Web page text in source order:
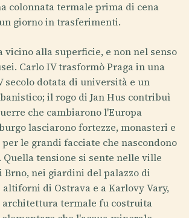
colonnata termale prima di cena
giorno in trasferimenti.
vicino alla superficie, e non nel senso
Carlo IV trasformò Praga in una
secolo dotata di università e un
il rogo di Jan Hus contribuì
che cambiarono l'Europa
lasciarono fortezze, monasteri e
le grandi facciate che nascondono
tensione si sente nelle ville
nei giardini del palazzo di
di Ostrava e a Karlovy Vary,
architettura termale fu costruita